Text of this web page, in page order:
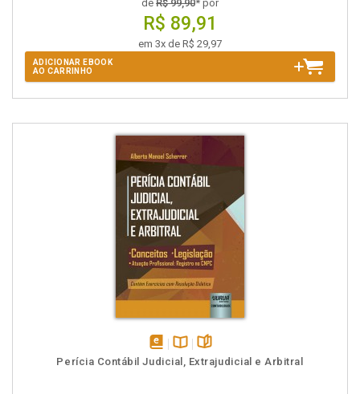
de R$ 99,90* por
R$ 89,91
em 3x de R$ 29,97
ADICIONAR EBOOK
AO CARRINHO
disponívelDisponível
páginas
Perícia Contábil Judicial, Extrajudicial e Arbitral